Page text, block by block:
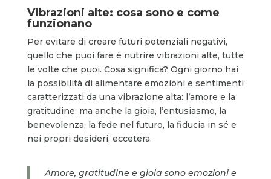
Vibrazioni alte: cosa sono e come
funzionano
Per evitare di creare futuri potenziali negativi,
quello che puoi fare è nutrire vibrazioni alte, tutte
le volte che puoi. Cosa significa? Ogni giorno hai
la possibilità di alimentare emozioni e sentimenti
caratterizzati da una vibrazione alta: l’amore e la
gratitudine, ma anche la gioia, l’entusiasmo, la
benevolenza, la fede nel futuro, la fiducia in sé e
nei propri desideri, eccetera.
Amore, gratitudine e gioia sono emozioni e